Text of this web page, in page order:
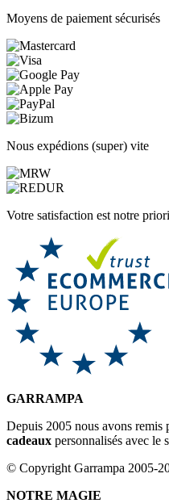
Moyens de paiement sécurisés
Nous expédions (super) vite
Votre satisfaction est notre
GARRAMPA
Depuis 2005 nous avons remis
cadeaux personnalisés avec le
© Copyright Garrampa 2005-
NOTRE MAGIE